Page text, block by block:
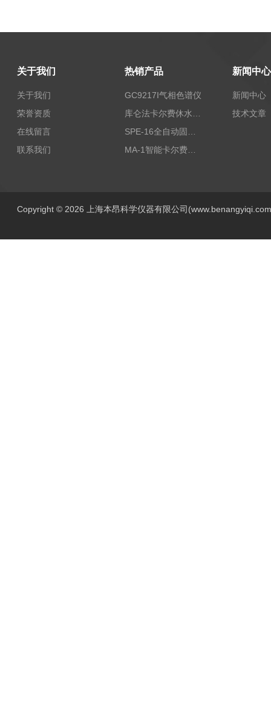
关于我们
关于我们
荣誉资质
在线留言
联系我们
热销产品
GC9217I气相色谱仪
MA-1智能卡尔费休水分测定仪
新闻中心
新闻中心
技术文章
Copyright © 2026 上海本昂科学仪器有限公司